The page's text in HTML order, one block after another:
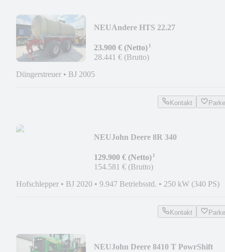
NEUAndere HTS 22.27
23.900 € (Netto)¹
28.441 € (Brutto)
Düngerstreuer • BJ 2005
Kontakt
NEUJohn Deere 8R 340
129.900 € (Netto)¹
154.581 € (Brutto)
Hofschlepper • BJ 2020 • 9.947 Betriebsstd. • 250 kW (340 PS)
Kontakt
NEUJohn Deere 8410 T PowrShift